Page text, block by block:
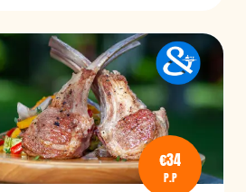
€34
P.P